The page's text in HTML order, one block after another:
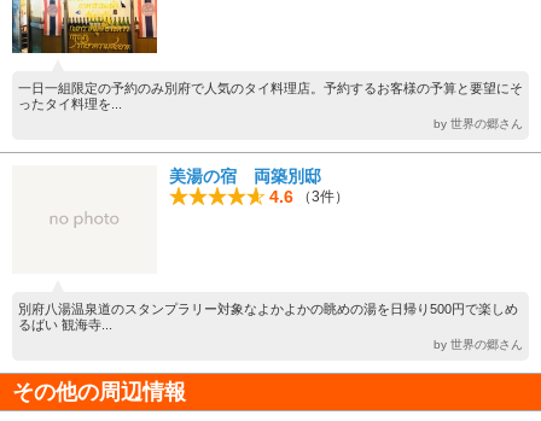
一日一組限定の予約のみ別府で人気のタイ料理店。予約するお客様の予算と要望にそ
ったタイ料理を...
by 世界の郷さん
美湯の宿 両築別邸
4.6
（3件）
別府八湯温泉道のスタンプラリー対象なよかよかの眺めの湯を日帰り500円で楽しめ
るばい 観海寺...
by 世界の郷さん
その他の周辺情報